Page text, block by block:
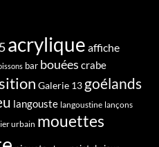
acrylique affiche
bar bouées crabe
Galerie 13 goélands
langouste langoustine lançons
urbain mouettes